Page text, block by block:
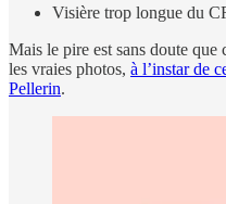
Visière trop longue du
Mais le pire est sans doute que
les vraies photos, à l’instar de
Pellerin.